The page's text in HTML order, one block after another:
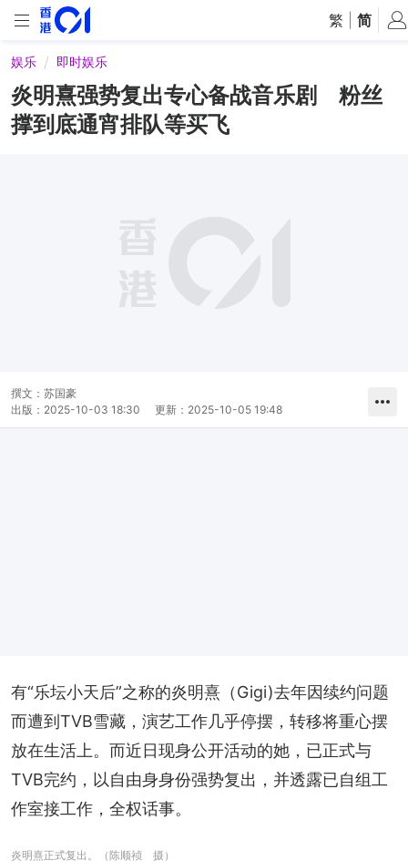
繁 简
娱乐 即时娱乐
炎明熹强势复出专心备战音乐剧 粉丝
撑到底通宵排队等买飞
撰文： 苏国豪
出版： 2025-10-03 18:30 更新： 2025-10-05 19:48
有“乐坛小天后”之称的炎明熹（Gigi)去年因续约问题
而遭到TVB雪藏，演艺工作几乎停摆，转移将重心摆
放在生活上。而近日现身公开活动的她，已正式与
TVB完约，以自由身身份强势复出，并透露已自组工
作室接工作，全权话事。
炎明熹正式复出。（陈顺祯 摄）